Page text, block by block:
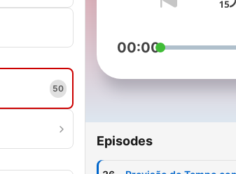
50
00:00
Episodes